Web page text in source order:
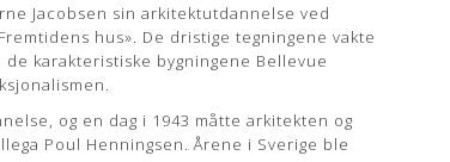
Jacobsen sin arkitektutdannelse ved
hus». De dristige tegningene vakte
karakteristiske bygningene Bellevue
og en dag i 1943 måtte arkitekten og
Poul Henningsen. Årene i Sverige ble